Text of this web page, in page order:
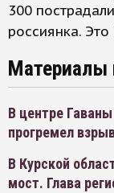
300
россиянка.
Материалы
В центре
прогремел
В Курской
мост. Глава